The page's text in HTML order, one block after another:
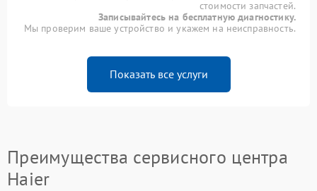
стоимости запчастей.
Записывайтесь на бесплатную диагностику.
Мы проверим ваше устройство и укажем на неисправность.
Показать все услуги
Преимущества сервисного центра
Haier